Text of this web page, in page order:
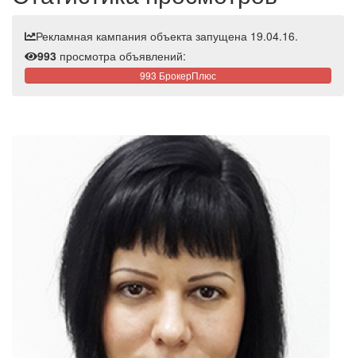
Рекламная кампания объекта запущена 19.04.16.
993 просмотра объявлений:
993 БрокерПлюс